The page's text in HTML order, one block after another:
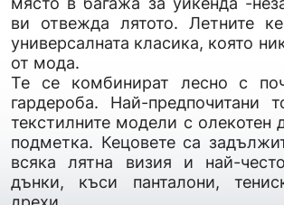
ви отвежда лятото. Летните
универсалната класика, която
от мода.
Те се комбинират лесно с
гардероба. Най-предпочитани
текстилните модели с олекотен
подметка. Кецовете са
всяка лятна визия и най-
дънки, къси панталони,